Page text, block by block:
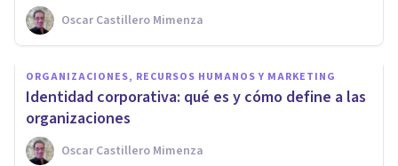
Oscar Castillero Mimenza
ORGANIZACIONES, RECURSOS HUMANOS Y MARKETING
Identidad corporativa: qué es y cómo define a las
organizaciones
Oscar Castillero Mimenza
La Teoría del Factor Dual de
Frederick Herzberg
Isabel Rovira Salvador